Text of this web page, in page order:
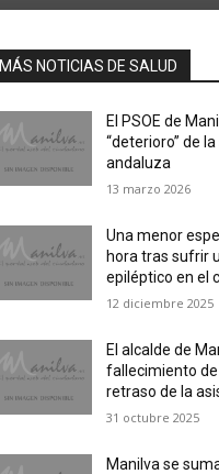
MÁS NOTICIAS DE SALUD
El PSOE de
“deterioro” de
andaluza
13 marzo 2026
Una menor
hora tras sufrir
epiléptico en el
12 diciembre 2025
El alcalde de
fallecimiento de
retraso de la
31 octubre 2025
Manilva se